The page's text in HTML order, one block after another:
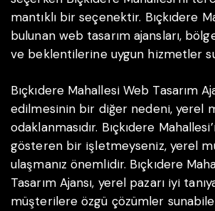
mantıklı bir seçenektir. Bıçkıdere
bulunan web tasarım ajansları,
ve beklentilerine uygun hizmetler
Bıçkıdere Mahallesi Web Tasarım
edilmesinin bir diğer nedeni, yerel
odaklanmasıdır. Bıçkıdere
gösteren bir işletmeyseniz, yerel
ulaşmanız önemlidir. Bıçkıdere
Tasarım Ajansı, yerel pazarı iyi
müşterilere özgü çözümler